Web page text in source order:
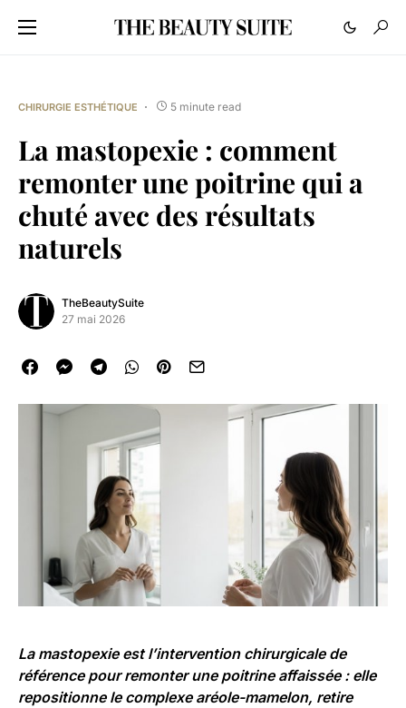
CHIRURGIE ESTHÉTIQUE 5 minute read
La mastopexie : comment
remonter une poitrine qui a
chuté avec des résultats
naturels
TheBeautySuite
27 mai 2026
La mastopexie est l’intervention chirurgicale de
référence pour remonter une poitrine affaissée : elle
repositionne le complexe aréole-mamelon, retire